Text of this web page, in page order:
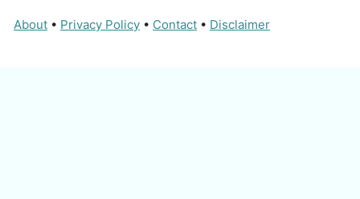
About • Privacy Policy • Contact • Disclaimer